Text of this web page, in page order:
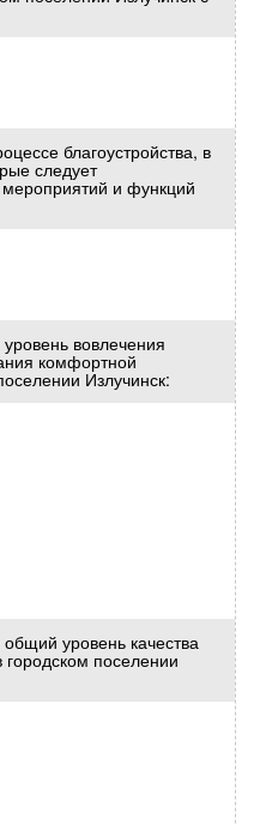
благоустройства, в
следует
мероприятий и функций
вовлечения
комфортной
Излучинск:
уровень качества
городском поселении